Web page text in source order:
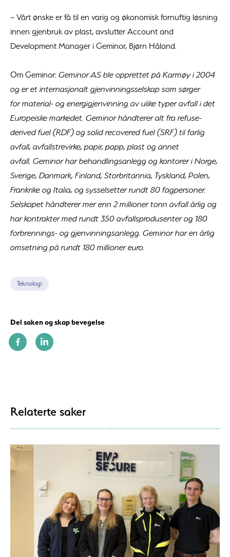
– Vårt ønske er få til en varig og økonomisk fornuftig løsning
innen gjenbruk av plast, avslutter Account and
Development Manager i Geminor, Bjørn Håland.
Om Geminor: Geminor AS ble opprettet på Karmøy i 2004
og er et internasjonalt gjenvinningsselskap som sørger
for material- og energigjenvinning av ulike typer avfall i det
Europeiske markedet. Geminor håndterer alt fra refuse-
derived fuel (RDF) og solid recovered fuel (SRF) til farlig
avfall, avfallstrevirke, papir, papp, plast og annet
avfall. Geminor har behandlingsanlegg og kontorer i Norge,
Sverige, Danmark, Finland, Storbritannia, Tyskland, Polen,
Frankrike og Italia, og sysselsetter rundt 80 fagpersoner.
Selskapet håndterer mer enn 2 millioner tonn avfall årlig og
har kontrakter med rundt 350 avfallsprodusenter og 180
forbrennings- og gjenvinningsanlegg. Geminor har en årlig
omsetning på rundt 180 millioner euro.
Teknologi
Del saken og skap bevegelse
Relaterte saker